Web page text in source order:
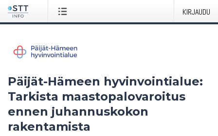
KIRJAUDU
Päijät-Hämeen hyvinvointialue:
Tarkista maastopalovaroitus
ennen juhannuskokon
rakentamista